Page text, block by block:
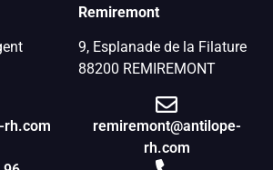
rh.com
Remiremont
9, Esplanade de la Filature
88200 REMIREMONT
remiremont@antilope-
rh.com